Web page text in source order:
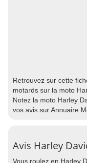
Retrouvez sur cette
motards sur la moto
Notez la moto Harley
vos avis sur Annuaire
Avis Harley
Vous roulez en Harley